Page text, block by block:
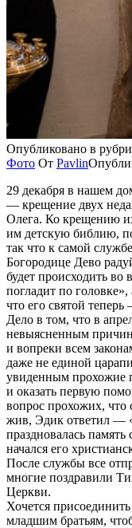
Опубликовано в
Фото От Pavlin
29 декабря в нашем
— крещение двух
Олега. Ко крещению
им детскую библию,
так что к самой
Богородице Дево
будет происходить
погладит по
что его святой
Дело в том, что в
невыясненным
и вопреки всем
даже не единой
увиденным прохожие
и оказать первую
вопрос прохожих, что
жив, Эдик ответил —
праздновалась
начался его
После службы все
многие поздравили
Церкви.
Хочется
младшим братьям,